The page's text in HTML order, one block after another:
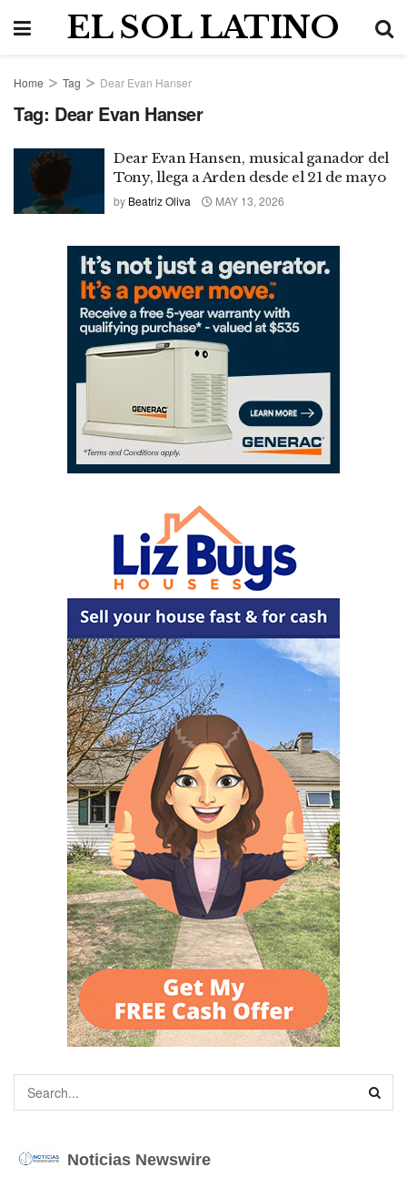
EL SOL LATINO
Home Tag Dear Evan Hanser
Tag: Dear Evan Hanser
Dear Evan Hansen, musical ganador del
Tony, llega a Arden desde el 21 de mayo
by Beatriz Oliva MAY 13, 2026
Noticias Newswire